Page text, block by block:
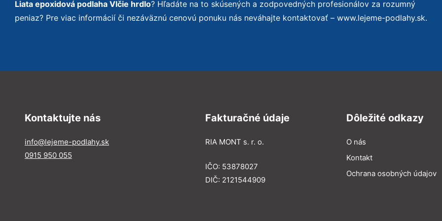
Liata epoxidová podlaha Vlčie hrdlo? Hľadáte na to skúsených a zodpovedných profesionálov za rozumný
peniaz? Pre viac informácií či nezáväznú cenovú ponuku nás neváhajte kontaktovať – www.lejeme-podlahy.sk.
Kontaktujte nás
info@lejeme-podlahy.sk
0915 950 055
Fakturačné údaje
RIA MONT s. r. o.
IČO: 53878027
DIČ: 2121544909
Dôležité odkazy
O nás
Kontakt
Ochrana osobných údajov